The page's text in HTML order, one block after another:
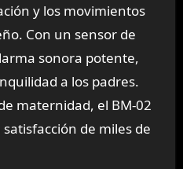
y los movimientos
Con un sensor de
sonora potente,
a los padres.
maternidad, el BM-02
de miles de